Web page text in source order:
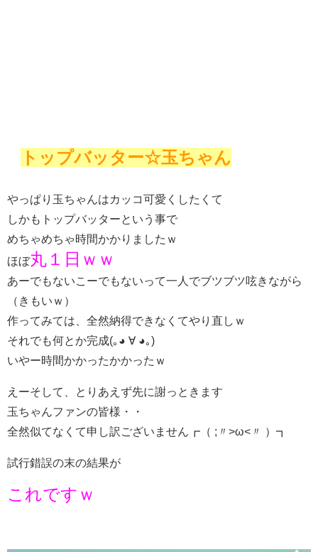
トップバッター☆玉ちゃん
やっぱり玉ちゃんはカッコ可愛くしたくて
しかもトップバッターという事で
めちゃめちゃ時間かかりましたｗ
ほぼ丸１日ｗｗ
あーでもないこーでもないって一人でブツブツ呟きながら
（きもいｗ）
作ってみては、全然納得できなくてやり直しｗ
それでも何とか完成(｡◕ ∀ ◕｡)
いやー時間かかったかかったｗ
えーそして、とりあえず先に謝っときます
玉ちゃんファンの皆様・・
全然似てなくて申し訳ございません┏（ ;〃>ω<〃 ）┓
試行錯誤の末の結果が
これですｗ